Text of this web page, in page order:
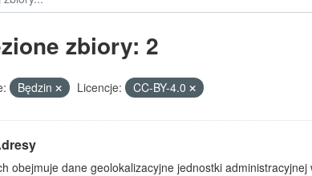
zbiory: 2
Będzin Licencje: CC-BY-4.0
obejmuje dane geolokalizacyjne jednostki